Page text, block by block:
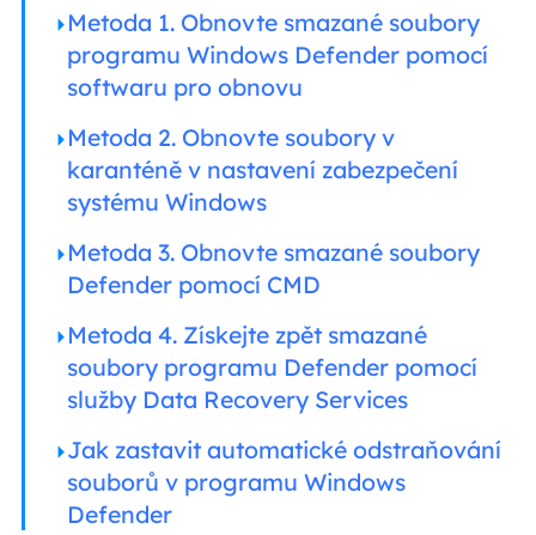
Metoda 1. Obnovte smazané soubory
programu Windows Defender pomocí
softwaru pro obnovu
Metoda 2. Obnovte soubory v
karanténě v nastavení zabezpečení
systému Windows
Metoda 3. Obnovte smazané soubory
Defender pomocí CMD
Metoda 4. Získejte zpět smazané
soubory programu Defender pomocí
služby Data Recovery Services
Jak zastavit automatické odstraňování
souborů v programu Windows
Defender